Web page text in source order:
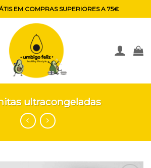
EM COMPRAS SUPERIORES A 75€
ultracongeladas